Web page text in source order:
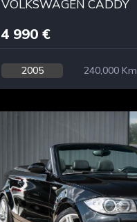
VOLKSWAGEN CADDY
4 990 €
2005 240,000 Km